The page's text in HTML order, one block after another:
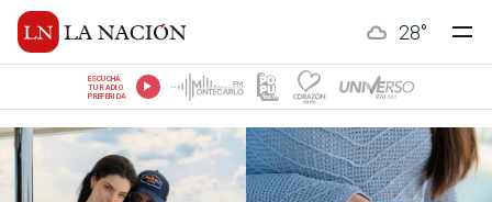
28°
ESCUCHÁ
TU RADIO
PREFERIDA